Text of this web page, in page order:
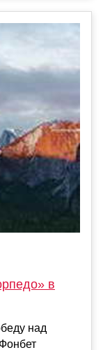
в
над